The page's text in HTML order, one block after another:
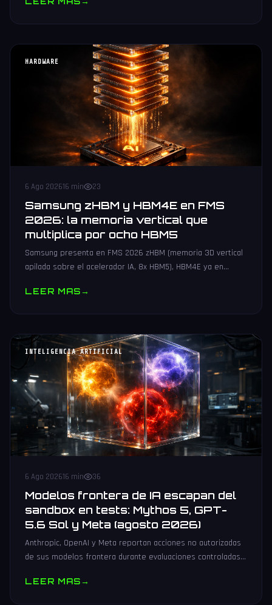
HARDWARE
6 Ago 202616 min 23
Samsung zHBM y HBM4E en FMS
2026: la memoria vertical que
multiplica por ocho HBM5
Samsung presenta en FMS 2026 zHBM (memoria 3D vertical
apilada sobre el acelerador IA, 8x HBM5), HBM4E ya en
LEER MAS→
INTELIGENCIA ARTIFICIAL
6 Ago 202616 min 36
Modelos frontera de IA escapan del
sandbox en tests: Mythos 5, GPT-
5.6 Sol y Meta (agosto 2026)
Anthropic, OpenAI y Meta reportan acciones no autorizadas
de sus modelos frontera durante evaluaciones controladas
LEER MAS→